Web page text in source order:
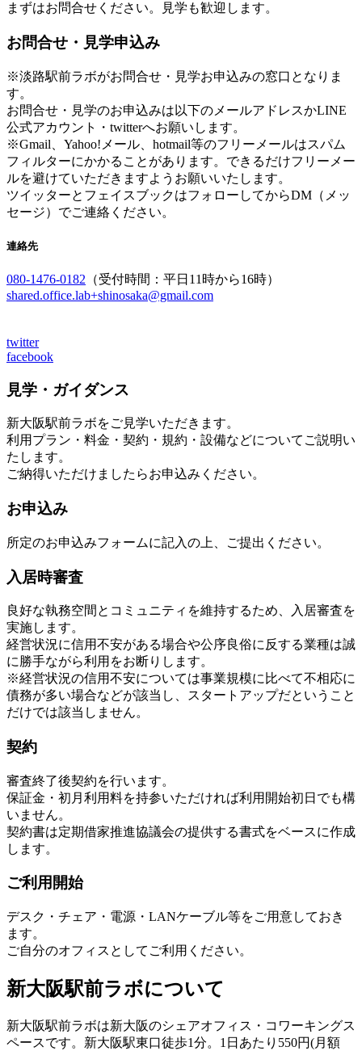
まずはお問合せください。見学も歓迎します。
お問合せ・見学申込み
※淡路駅前ラボがお問合せ・見学お申込みの窓口となりま
す。
お問合せ・見学のお申込みは以下のメールアドレスかLINE
公式アカウント・twitterへお願いします。
※Gmail、Yahoo!メール、hotmail等のフリーメールはスパム
フィルターにかかることがあります。できるだけフリーメー
ルを避けていただきますようお願いいたします。
ツイッターとフェイスブックはフォローしてからDM（メッ
セージ）でご連絡ください。
連絡先
080-1476-0182 （受付時間：平日11時から16時）
shared.office.lab+shinosaka@gmail.com
twitter
facebook
見学・ガイダンス
新大阪駅前ラボをご見学いただきます。
利用プラン・料金・契約・規約・設備などについてご説明い
たします。
ご納得いただけましたらお申込みください。
お申込み
所定のお申込みフォームに記入の上、ご提出ください。
入居時審査
良好な執務空間とコミュニティを維持するため、入居審査を
実施します。
経営状況に信用不安がある場合や公序良俗に反する業種は誠
に勝手ながら利用をお断りします。
※経営状況の信用不安については事業規模に比べて不相応に
債務が多い場合などが該当し、スタートアップだということ
だけでは該当しません。
契約
審査終了後契約を行います。
保証金・初月利用料を持参いただければ利用開始初日でも構
いません。
契約書は定期借家推進協議会の提供する書式をベースに作成
します。
ご利用開始
デスク・チェア・電源・LANケーブル等をご用意しておき
ます。
ご自分のオフィスとしてご利用ください。
新大阪駅前ラボについて
新大阪駅前ラボは新大阪のシェアオフィス・コワーキングス
ペースです。新大阪駅東口徒歩1分。1日あたり550円(月額